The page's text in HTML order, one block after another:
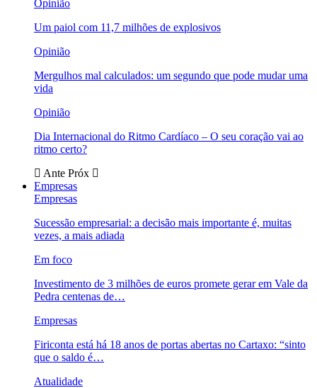
Opinião
Um paiol com 11,7 milhões de explosivos
Opinião
Mergulhos mal calculados: um segundo que pode mudar uma
vida
Opinião
Dia Internacional do Ritmo Cardíaco – O seu coração vai ao
ritmo certo?
Ante Próx
Empresas
Empresas
Sucessão empresarial: a decisão mais importante é, muitas
vezes, a mais adiada
Em foco
Investimento de 3 milhões de euros promete gerar em Vale da
Pedra centenas de…
Empresas
Firiconta está há 18 anos de portas abertas no Cartaxo: “sinto
que o saldo é…
Atualidade